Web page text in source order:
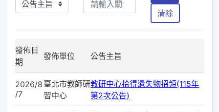
清除
發佈日
期
發佈單位 公告主旨
2026/8
/7
臺北市教師研
習中心
教研中心拾得遺失物招領(115年
第2次公告)